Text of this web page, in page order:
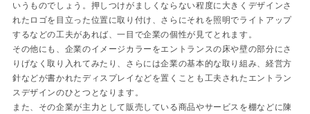
いうものでしょう。押しつけがましくならない程度に大きくデザインさ
れたロゴを目立った位置に取り付け、さらにそれを照明でライトアップ
するなどの工夫があれば、一目で企業の個性が見てとれます。
その他にも、企業のイメージカラーをエントランスの床や壁の部分にさ
りげなく取り入れてみたり、さらには企業の基本的な取り組み、経営方
針などが書かれたディスプレイなどを置くことも工夫されたエントラン
スデザインのひとつとなります。
また、その企業が主力として販売している商品やサービスを棚などに陳